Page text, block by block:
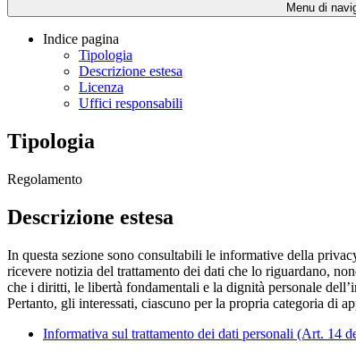
Menu di
Indice pagina
Tipologia
Descrizione estesa
Licenza
Uffici responsabili
Tipologia
Regolamento
Descrizione estesa
In questa sezione sono consultabili le informative della
ricevere notizia del trattamento dei dati che lo riguardano,
che i diritti, le libertà fondamentali e la dignità personale
Pertanto, gli interessati, ciascuno per la propria categoria di
Informativa sul trattamento dei dati personali (Art. 14